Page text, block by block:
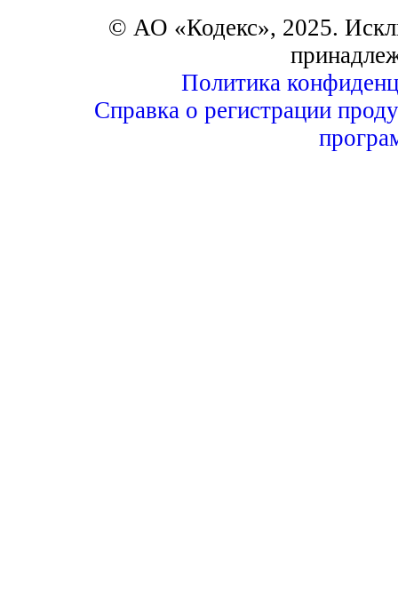
© АО «Кодекс», 2025.
Политика
Справка о регистрации